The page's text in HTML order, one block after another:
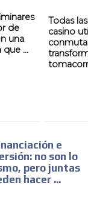
de
una
que ...
Todas
casino
e
no son lo
pero juntas
hacer ...